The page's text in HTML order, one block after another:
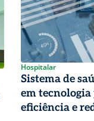
Hospitalar
Sistema de
em
eficiência e